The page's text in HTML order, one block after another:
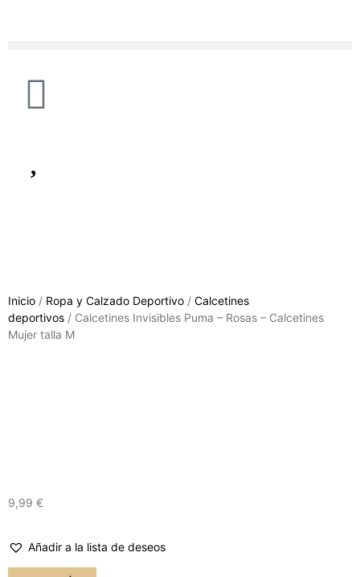
Inicio / Ropa y Calzado Deportivo / Calcetines
deportivos / Calcetines Invisibles Puma – Rosas – Calcetines
Mujer talla M
9,99 €
Añadir a la lista de deseos